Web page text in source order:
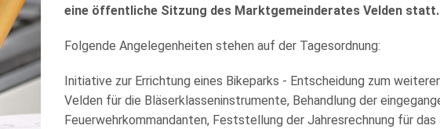
eine öffentliche Sitzung des Marktgemeinderates Velden statt.
Folgende Angelegenheiten stehen auf der Tagesordnung:
Initiative zur Errichtung eines Bikeparks - Entscheidung zum
Velden für die Bläserklasseninstrumente, Behandlung der
Feuerwehrkommandanten, Feststellung der Jahresrechnung für